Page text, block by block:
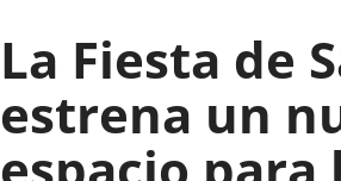
Valladolid
La Fiesta de
estrena un